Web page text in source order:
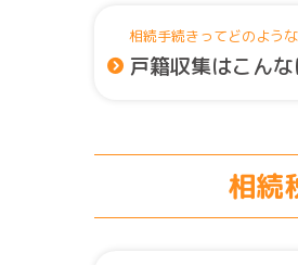
相続手続きってどのよう
戸籍収集はこん
相続